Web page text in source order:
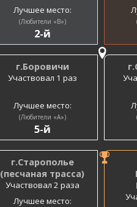
Лучшее место:
(Любители «B»)
2-й
г.Боровичи
Участвовал 1 раз
Лучшее место:
(Любители «A»)
5-й
г.Старополье
(песчаная трасса)
Участвовал 2 раза
Лучшее место: